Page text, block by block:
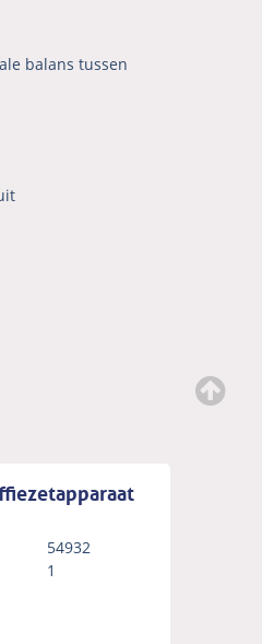
balans tussen
54932
1